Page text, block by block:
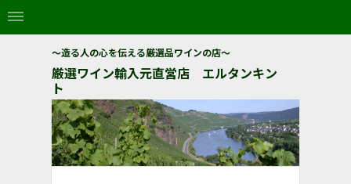
～造る人の心を伝える厳選品ワインの店～
厳選ワイン輸入元直営店 エルタンキン
ト